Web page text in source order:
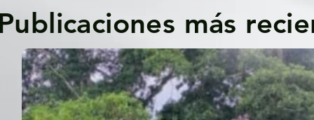
más